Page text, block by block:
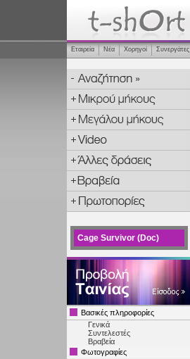
Εταιρεία Νέα Χορηγοί Συνεργάτες
Cage Survivor (Doc)
Βασικές πληροφορίες
Γενικά
Συντελεστές
Βραβεία
Φωτογραφίες